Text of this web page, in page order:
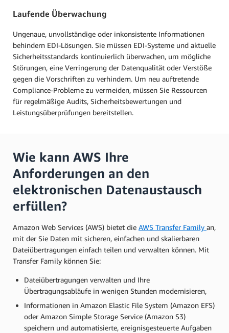
Laufende Überwachung
Ungenaue, unvollständige oder inkonsistente Informationen
behindern EDI-Lösungen. Sie müssen EDI-Systeme und aktuelle
Sicherheitsstandards kontinuierlich überwachen, um mögliche
Störungen, eine Verringerung der Datenqualität oder Verstöße
gegen die Vorschriften zu verhindern. Um neu auftretende
Compliance-Probleme zu vermeiden, müssen Sie Ressourcen
für regelmäßige Audits, Sicherheitsbewertungen und
Leistungsüberprüfungen bereitstellen.
Wie kann AWS Ihre
Anforderungen an den
elektronischen Datenaustausch
erfüllen?
Amazon Web Services (AWS) bietet die AWS Transfer Family an,
mit der Sie Daten mit sicheren, einfachen und skalierbaren
Dateiübertragungen einfach teilen und verwalten können. Mit
Transfer Family können Sie:
Dateiübertragungen verwalten und Ihre
Übertragungsabläufe in wenigen Stunden modernisieren,
Informationen in Amazon Elastic File System (Amazon EFS)
oder Amazon Simple Storage Service (Amazon S3)
speichern und automatisierte, ereignisgesteuerte Aufgaben